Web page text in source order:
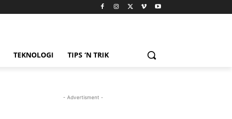
TEKNOLOGI TIPS ‘N TRIK
- Advertisment -